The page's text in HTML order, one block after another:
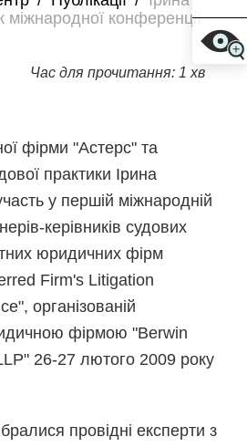
конференції
Час для прочитання: 1 хв
фірми "Астерс" та
практики Ірина
у першій міжнародній
керівників судових
юридичних фірм
Firm's Litigation
організованій
фірмою "Berwin
26-27 лютого 2009 року
провідні експерти з